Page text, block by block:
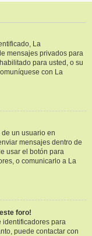
La
mensajes privados para
para usted, o su
con La
un usuario en
mensajes dentro de
usar el botón para
o comunicarlo a La
foro!
identificadores para
puede contactar con